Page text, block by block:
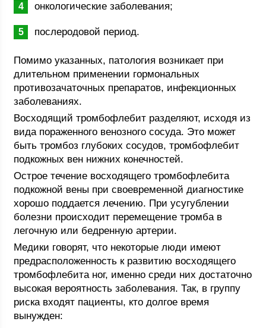
онкологические заболевания;
послеродовой период.
Помимо указанных, патология возникает при
длительном применении гормональных
противозачаточных препаратов, инфекционных
заболеваниях.
Восходящий тромбофлебит разделяют, исходя из
вида пораженного венозного сосуда. Это может
быть тромбоз глубоких сосудов, тромбофлебит
подкожных вен нижних конечностей.
Острое течение восходящего тромбофлебита
подкожной вены при своевременной диагностике
хорошо поддается лечению. При усугублении
болезни происходит перемещение тромба в
легочную или бедренную артерии.
Медики говорят, что некоторые люди имеют
предрасположенность к развитию восходящего
тромбофлебита ног, именно среди них достаточно
высокая вероятность заболевания. Так, в группу
риска входят пациенты, кто долгое время
вынужден: